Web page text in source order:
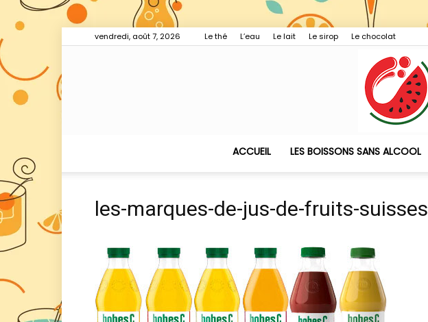
vendredi, août 7, 2026 Le thé L’eau Le lait Le sirop Le chocolat
ACCUEIL LES BOISSONS SANS ALCOOL
les-marques-de-jus-de-fruits-suisses